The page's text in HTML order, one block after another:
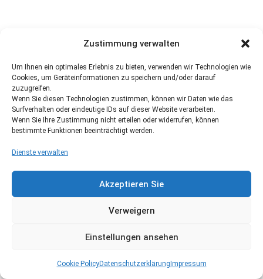
Zustimmung verwalten
Um Ihnen ein optimales Erlebnis zu bieten, verwenden wir Technologien wie
Cookies, um Geräteinformationen zu speichern und/oder darauf
zuzugreifen.
Wenn Sie diesen Technologien zustimmen, können wir Daten wie das
Surfverhalten oder eindeutige IDs auf dieser Website verarbeiten.
Wenn Sie Ihre Zustimmung nicht erteilen oder widerrufen, können
bestimmte Funktionen beeinträchtigt werden.
Dienste verwalten
Akzeptieren Sie
Verweigern
Einstellungen ansehen
Cookie PolicyDatenschutzerklärung Impressum